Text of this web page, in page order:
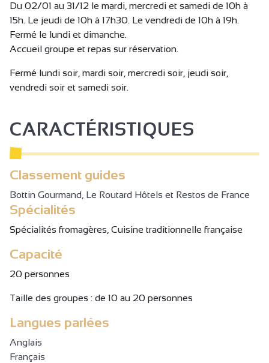
Du 02/01 au 31/12 le mardi, mercredi et samedi de 10h à
15h. Le jeudi de 10h à 17h30. Le vendredi de 10h à 19h.
Fermé le lundi et dimanche.
Accueil groupe et repas sur réservation.
Fermé lundi soir, mardi soir, mercredi soir, jeudi soir,
vendredi soir et samedi soir.
CARACTÉRISTIQUES
Classement guides
Bottin Gourmand, Le Routard Hôtels et Restos de France
Spécialités
Spécialités fromagères, Cuisine traditionnelle française
Capacité
20 personnes
Taille des groupes : de 10 au 20 personnes
Langues parlées
Anglais
Français